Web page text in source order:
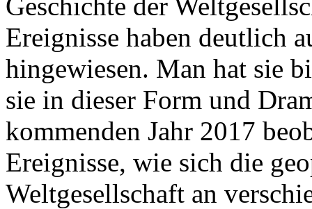
Ereignisse haben deutlich
hingewiesen. Man hat sie
sie in dieser Form und
kommenden Jahr 2017
Ereignisse, wie sich die
Weltgesellschaft an